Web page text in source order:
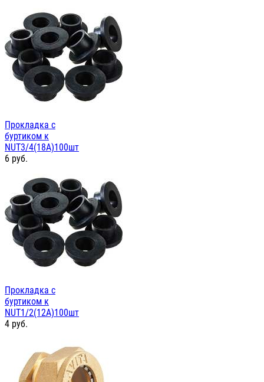
Прокладка с
буртиком к
NUT3/4(18А)100шт
6 руб.
Прокладка с
буртиком к
NUT1/2(12А)100шт
4 руб.